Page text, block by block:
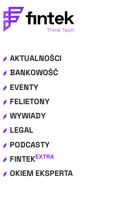
AKTUALNOŚCI
BANKOWOŚĆ
EVENTY
FELIETONY
WYWIADY
LEGAL
PODCASTY
FINTEKEXTRA
OKIEM EKSPERTA